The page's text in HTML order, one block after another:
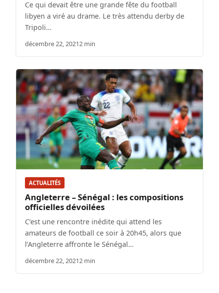
Ce qui devait être une grande fête du football
libyen a viré au drame. Le très attendu derby de
Tripoli…
décembre 22, 20212 min
ACTUALITÉS
Angleterre – Sénégal : les compositions
officielles dévoilées
C’est une rencontre inédite qui attend les
amateurs de football ce soir à 20h45, alors que
l’Angleterre affronte le Sénégal…
décembre 22, 20212 min